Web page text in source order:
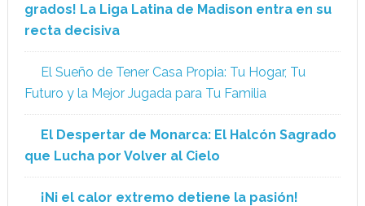
grados! La Liga Latina de Madison entra en su
recta decisiva
El Sueño de Tener Casa Propia: Tu Hogar, Tu
Futuro y la Mejor Jugada para Tu Familia
El Despertar de Monarca: El Halcón Sagrado
que Lucha por Volver al Cielo
¡Ni el calor extremo detiene la pasión!